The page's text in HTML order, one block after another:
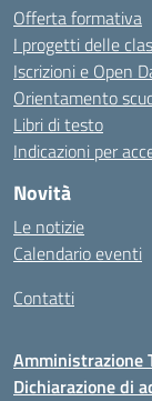
Offerta formativa
I progetti delle
Iscrizioni e Open
Orientamento
Libri di testo
Indicazioni per
Novità
Le notizie
Calendario eventi
Contatti
Amministrazione
Dichiarazione di